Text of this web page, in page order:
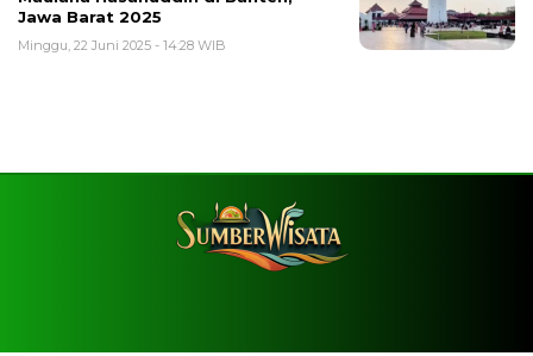
Jawa Barat 2025
Minggu, 22 Juni 2025 - 14:28 WIB